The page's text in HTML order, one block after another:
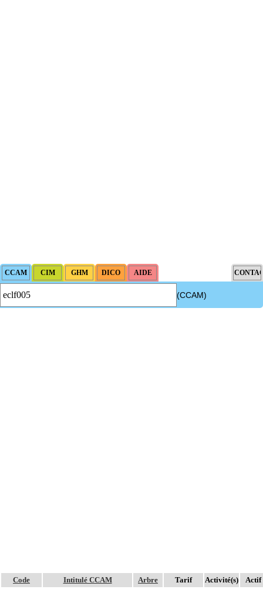
(CCAM)
Code Intitulé CCAM Arbre Tarif Activité(s) Actif